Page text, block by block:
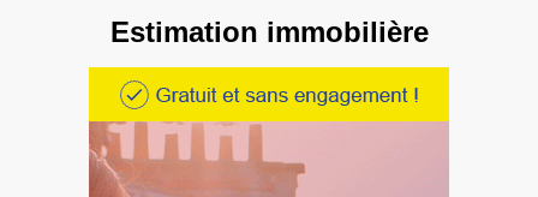
Estimation immobilière